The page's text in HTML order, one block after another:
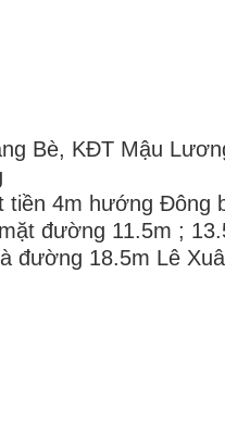
Bè, KĐT Mậu
tiền 4m hướng Đông
đường 11.5m ;
đường 18.5m Lê